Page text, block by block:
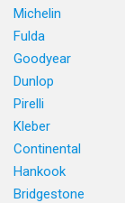
Michelin
Fulda
Goodyear
Dunlop
Pirelli
Kleber
Continental
Hankook
Bridgestone